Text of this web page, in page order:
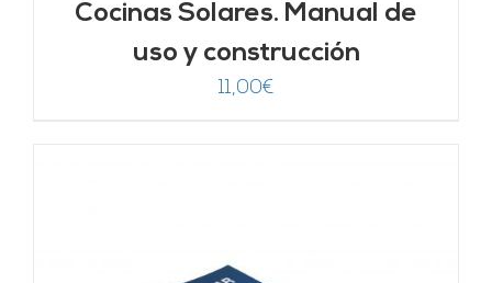
Cocinas Solares. Manual de
uso y construcción
11,00€